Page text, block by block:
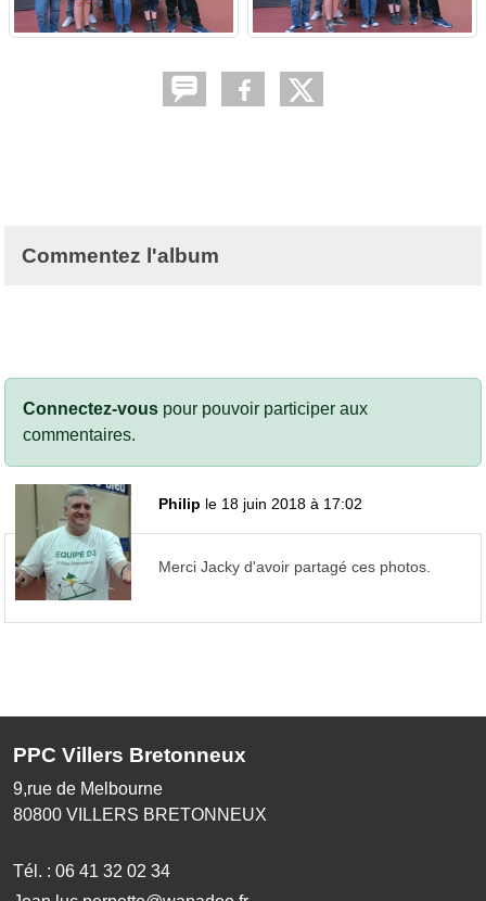
Commentez l'album
Connectez-vous pour pouvoir participer aux
commentaires.
Philip le 18 juin 2018 à 17:02
Merci Jacky d'avoir partagé ces photos.
PPC Villers Bretonneux
9,rue de Melbourne
80800 VILLERS BRETONNEUX
Tél. : 06 41 32 02 34